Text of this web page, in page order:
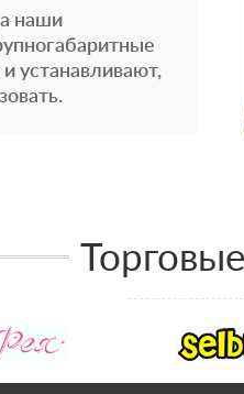
наши
устанавливают,